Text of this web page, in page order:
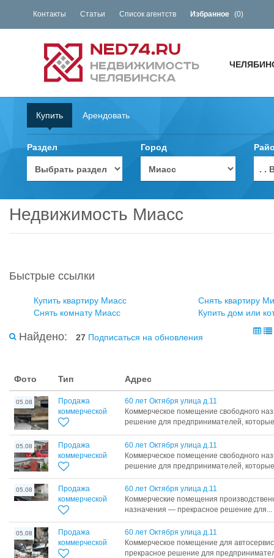
Контакты Статьи Список агентств Избранное (0)
Купить Арендовать
Раздел Город
. .
Недвижимость Миасс
Быстрые ссылки
Купить квартиру Миасс
Снять квартиру
Снять комнату Миасс
Купить дом или
Найдено: 27 Подписаться на обновления
Фото Тип Адрес
05.08
Продажа
коммерческой
60 лет Октября улица д.11
Коммерческое помещение свободного
решение для предпринимателей,
05.08
Продажа
коммерческой
60 лет Октября улица д.11
Коммерческое помещение свободного
решение для предпринимателей,
05.08
Продажа
коммерческой
60 лет Октября улица д.11
Коммерческие помещения
назначения — прекрасное решение для...
05.08
Продажа
коммерческой
60 лет Октября улица д.11
Коммерческое помещение для
прекрасное решение для